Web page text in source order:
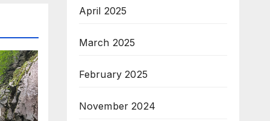
April 2025
March 2025
February 2025
November 2024